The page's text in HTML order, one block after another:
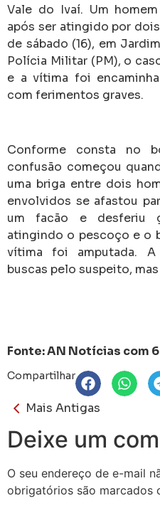
Vale do Ivaí. Um
após ser atingido por
de sábado (16), em
Polícia Militar (PM), o
e a vítima foi
com ferimentos graves.
Conforme consta no
confusão começou
uma briga entre dois
envolvidos se afastou
um facão e desferiu
atingindo o pescoço e o
vítima foi amputada.
buscas pelo suspeito,
Fonte: AN Notícias com
Compartilhar
Mais Antigas
Deixe um
O seu endereço de e-mail
obrigatórios são marcados